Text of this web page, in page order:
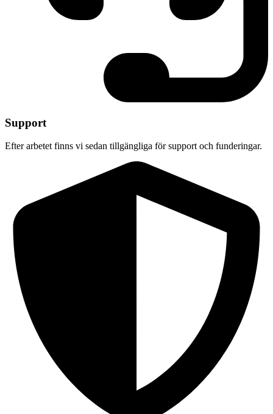
Support
Efter arbetet finns vi sedan tillgängliga för support och funderingar.